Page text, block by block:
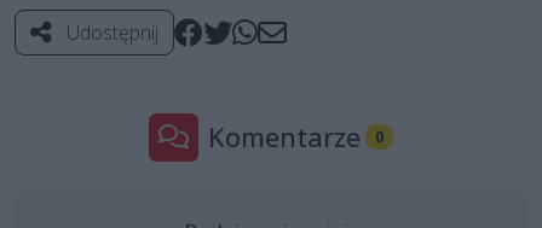
Udostępnij
Komentarze 0